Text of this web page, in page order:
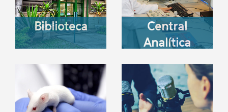
Biblioteca
Central
Analítica